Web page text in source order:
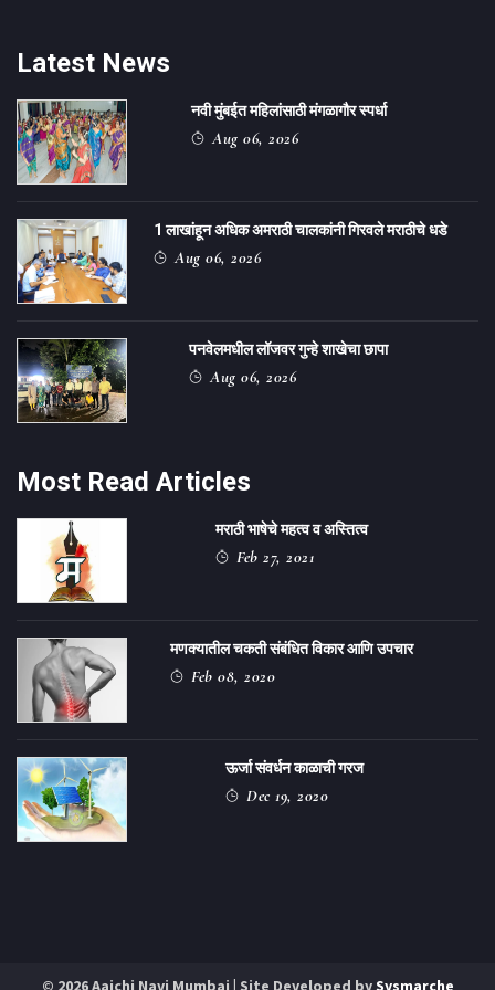
Latest News
नवी मुंबईत महिलांसाठी मंगळागौर स्पर्धा
Aug 06, 2026
1 लाखांहून अधिक अमराठी चालकांनी गिरवले मराठीचे धडे
Aug 06, 2026
पनवेलमधील लॉजवर गुन्हे शाखेचा छापा
Aug 06, 2026
Most Read Articles
मराठी भाषेचे महत्व व अस्तित्व
Feb 27, 2021
मणक्यातील चकती संबंधित विकार आणि उपचार
Feb 08, 2020
ऊर्जा संवर्धन काळाची गरज
Dec 19, 2020
© 2026 Aajchi Navi Mumbai | Site Developed bySysmarche